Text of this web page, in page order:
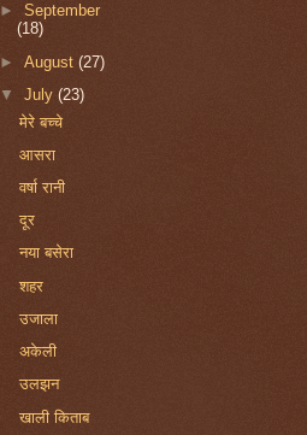
►September
(18)
►August(27)
▼July(23)
मेरे बच्चे
आसरा
वर्षा रानी
दूर
नया बसेरा
शहर
उजाला
अकेली
उलझन
खाली किताब